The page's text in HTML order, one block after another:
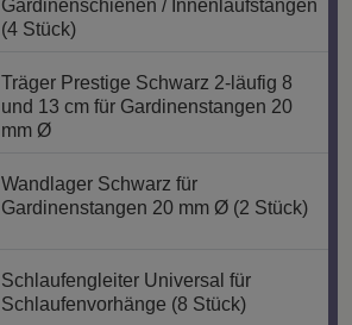
Gardinenschienen / Innenlaufstangen
(4 Stück)
Träger Prestige Schwarz 2-läufig 8
und 13 cm für Gardinenstangen 20
mm Ø
Wandlager Schwarz für
Gardinenstangen 20 mm Ø (2 Stück)
Schlaufengleiter Universal für
Schlaufenvorhänge (8 Stück)